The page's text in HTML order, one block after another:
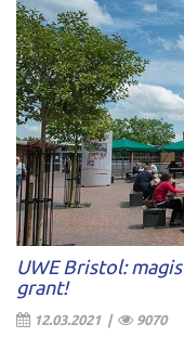
UWE Bristol:
grant!
12.03.2021 | 9070